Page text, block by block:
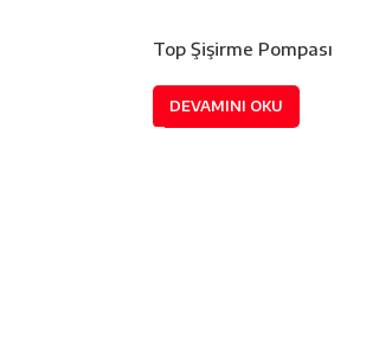
Top Şişirme Pompası
DEVAMINI OKU